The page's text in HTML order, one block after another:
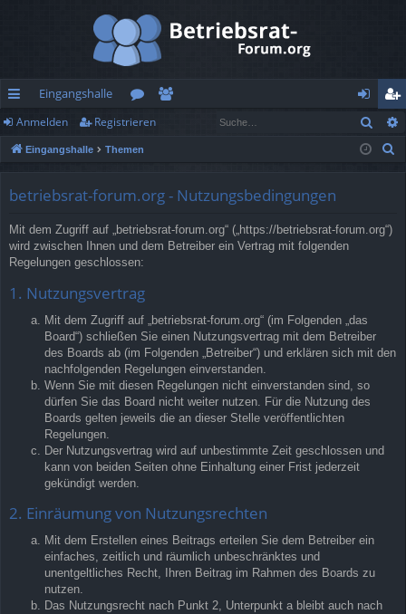
ch
ne
rif
Eingangshalle
or
en
n
m
eg
ist
Anmelden Registrieren
Eingangshalle Themen
betriebsrat-forum.org - Nutzungsbedingungen
Mit dem Zugriff auf „betriebsrat-forum.org“ („https://betriebsrat-forum.org“)
wird zwischen Ihnen und dem Betreiber ein Vertrag mit folgenden
Regelungen geschlossen:
1. Nutzungsvertrag
Mit dem Zugriff auf „betriebsrat-forum.org“ (im Folgenden „das
Board“) schließen Sie einen Nutzungsvertrag mit dem Betreiber
des Boards ab (im Folgenden „Betreiber“) und erklären sich mit den
nachfolgenden Regelungen einverstanden.
Wenn Sie mit diesen Regelungen nicht einverstanden sind, so
dürfen Sie das Board nicht weiter nutzen. Für die Nutzung des
Boards gelten jeweils die an dieser Stelle veröffentlichten
Regelungen.
Der Nutzungsvertrag wird auf unbestimmte Zeit geschlossen und
kann von beiden Seiten ohne Einhaltung einer Frist jederzeit
gekündigt werden.
2. Einräumung von Nutzungsrechten
Mit dem Erstellen eines Beitrags erteilen Sie dem Betreiber ein
einfaches, zeitlich und räumlich unbeschränktes und
unentgeltliches Recht, Ihren Beitrag im Rahmen des Boards zu
nutzen.
Das Nutzungsrecht nach Punkt 2, Unterpunkt a bleibt auch nach